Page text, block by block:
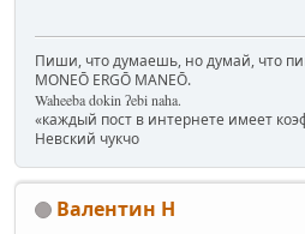
Пиши, что думаешь, но думай, что
MONEŌ ERGŌ MANEŌ.
Waheeba dokin ʔebi naha.
«каждый пост в интернете имеет
Невский чукчо
Валентин Н